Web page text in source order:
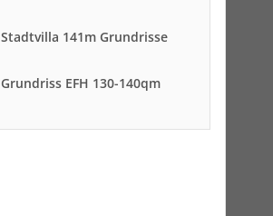
Stadtvilla 141m Grundrisse
Grundriss EFH 130-140qm